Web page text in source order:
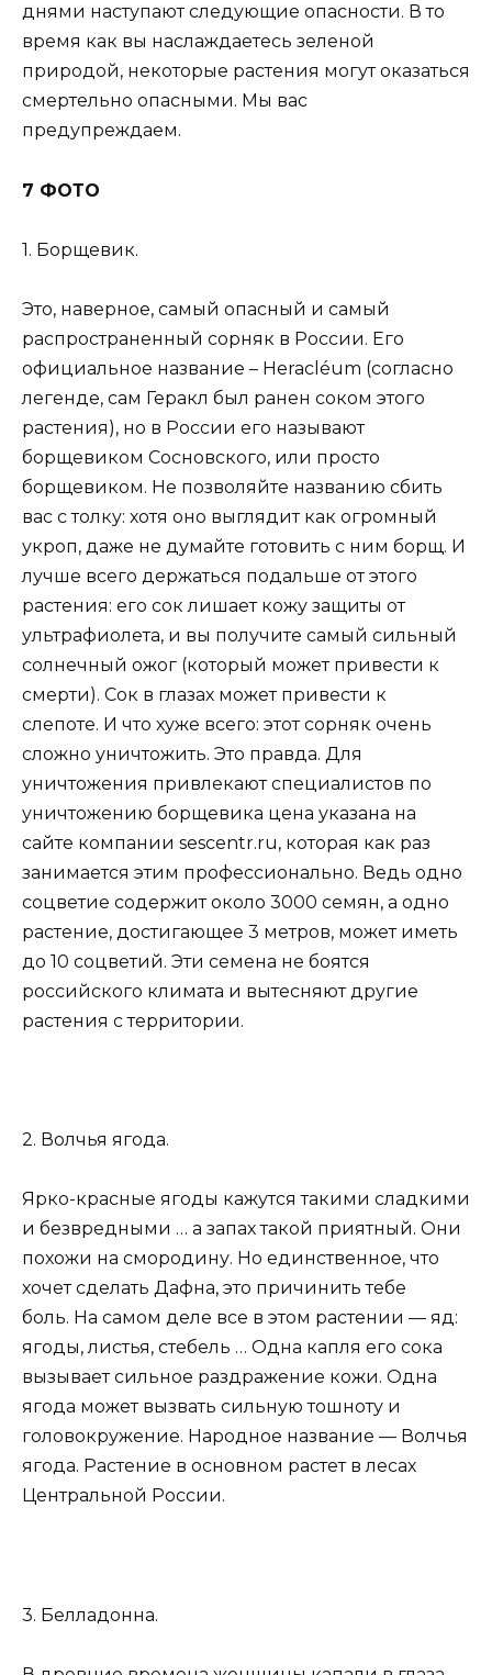
днями наступают следующие опасности. В то
время как вы наслаждаетесь зеленой
природой, некоторые растения могут оказаться
смертельно опасными. Мы вас
предупреждаем.
7 ФОТО
1. Борщевик.
Это, наверное, самый опасный и самый
распространенный сорняк в России. Его
официальное название – Heracléum (согласно
легенде, сам Геракл был ранен соком этого
растения), но в России его называют
борщевиком Сосновского, или просто
борщевиком. Не позволяйте названию сбить
вас с толку: хотя оно выглядит как огромный
укроп, даже не думайте готовить с ним борщ. И
лучше всего держаться подальше от этого
растения: его сок лишает кожу защиты от
ультрафиолета, и вы получите самый сильный
солнечный ожог (который может привести к
смерти). Сок в глазах может привести к
слепоте. И что хуже всего: этот сорняк очень
сложно уничтожить. Это правда. Для
уничтожения привлекают специалистов по
уничтожению борщевика цена указана на
сайте компании sescentr.ru, которая как раз
занимается этим профессионально. Ведь одно
соцветие содержит около 3000 семян, а одно
растение, достигающее 3 метров, может иметь
до 10 соцветий. Эти семена не боятся
российского климата и вытесняют другие
растения с территории.
2. Волчья ягода.
Ярко-красные ягоды кажутся такими сладкими
и безвредными … а запах такой приятный. Они
похожи на смородину. Но единственное, что
хочет сделать Дафна, это причинить тебе
боль. На самом деле все в этом растении — яд:
ягоды, листья, стебель … Одна капля его сока
вызывает сильное раздражение кожи. Одна
ягода может вызвать сильную тошноту и
головокружение. Народное название — Волчья
ягода. Растение в основном растет в лесах
Центральной России.
3. Белладонна.